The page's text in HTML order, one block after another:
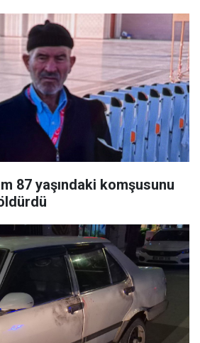
87 yaşındaki komşusunu